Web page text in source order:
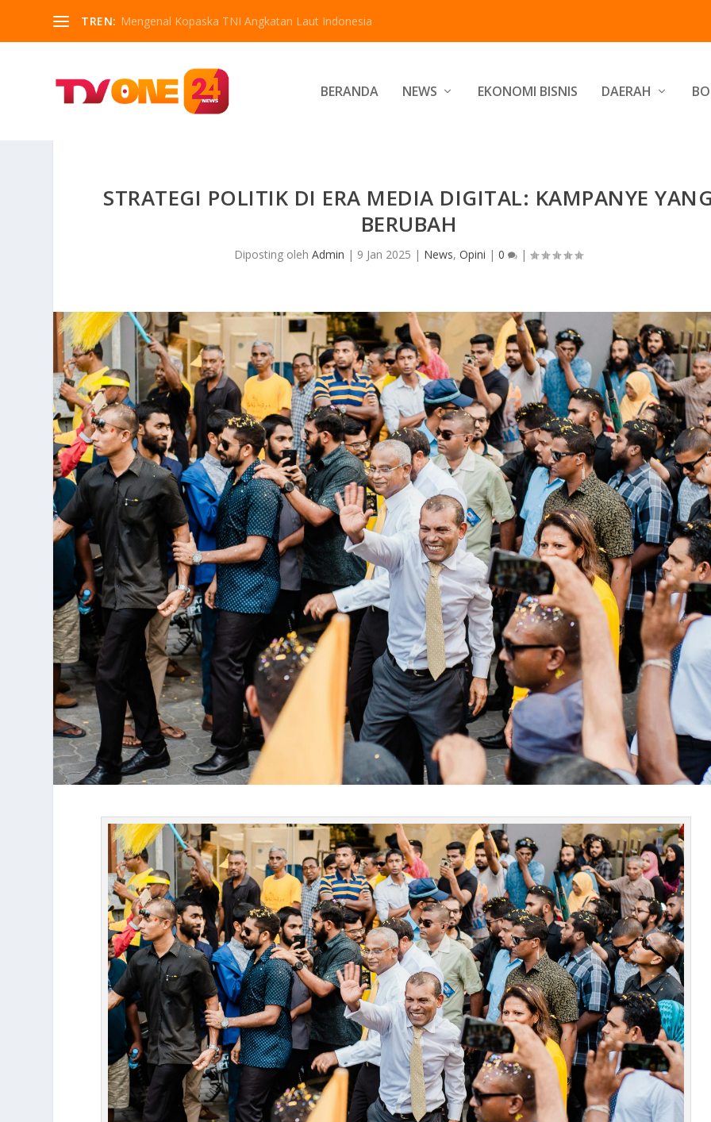
TREN: Mengenal Kopaska TNI Angkatan Laut Indonesia
BERANDA NEWS EKONOMI BISNIS DAERAH
STRATEGI POLITIK DI ERA MEDIA DIGITAL: KAMPANYE
BERUBAH
Diposting olehAdmin | 9 Jan 2025 | News,Opini |0 |